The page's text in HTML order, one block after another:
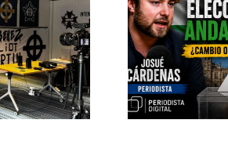
Chaparro
en «La
de
Digital
DE ACTUALIDAD